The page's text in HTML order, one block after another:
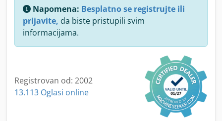
Napomena: Besplatno se registrujte ili
prijavite, da biste pristupili svim
informacijama.
Registrovan od: 2002
13.113 Oglasi online